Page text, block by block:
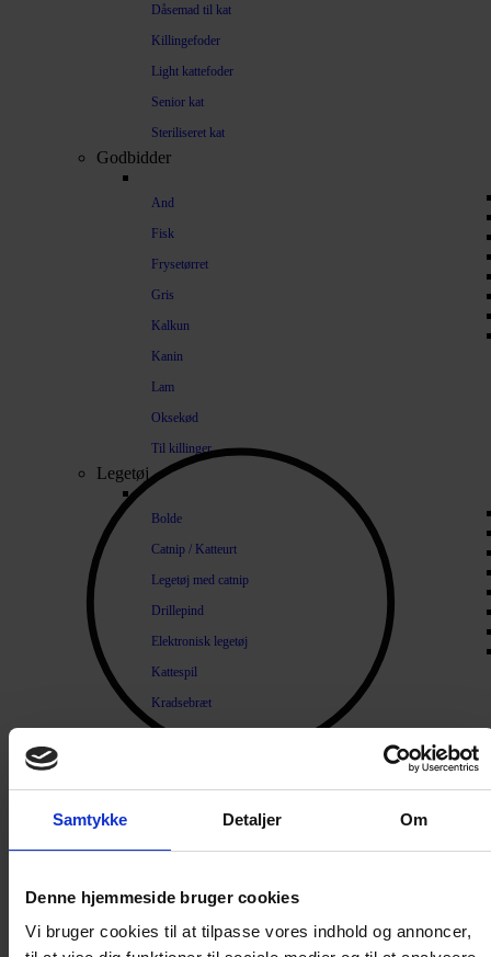
Samtykke Detaljer Om
Denne hjemmeside bruger cookies
Vi bruger cookies til at tilpasse vores indhold og annoncer,
Dåsemad til kat
Killingefoder
Light kattefoder
Senior kat
Steriliseret kat
Godbidder
And
Fisk
Frysetørret
Gris
Kalkun
Kanin
Lam
Oksekød
Til killinger
Legetøj
Bolde
Catnip / Katteurt
Legetøj med catnip
Drillepind
Elektronisk legetøj
Kattespil
Kradsebræt
Lopper og Pels
Hygiejne
Tænder / Ånde